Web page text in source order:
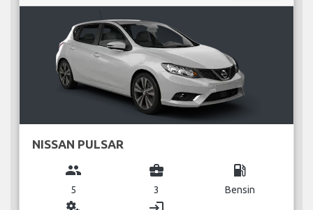
NISSAN PULSAR
group
5
business_center
3
local_gas_station
Bensin